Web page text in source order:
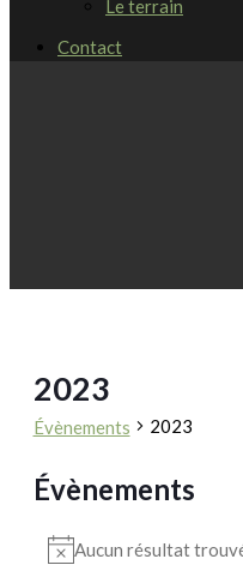
Le terrain
Contact
2023
Évènements 2023
Évènements
Aucun résultat